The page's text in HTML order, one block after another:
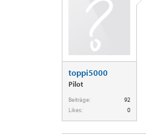
toppi5000
Pilot
Beiträge:
92
Likes:
0